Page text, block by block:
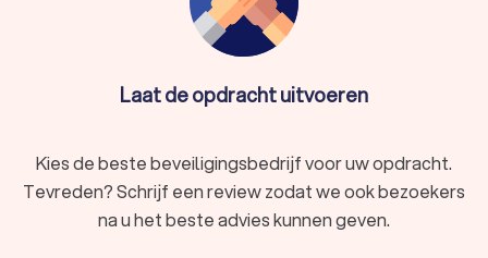
Laat de opdracht uitvoeren
Kies de beste beveiligingsbedrijf voor uw opdracht.
Tevreden? Schrijf een review zodat we ook bezoekers
na u het beste advies kunnen geven.